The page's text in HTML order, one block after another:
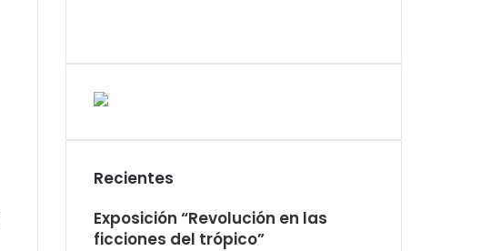
Recientes
Exposición “Revolución en las
ficciones del trópico”